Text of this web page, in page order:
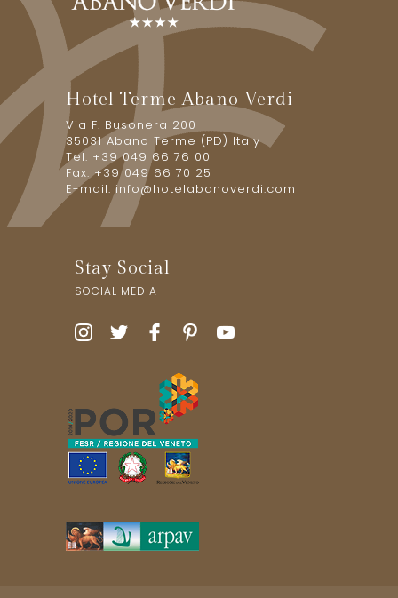
Hotel Terme Abano Verdi
Via F. Busonera 200
35031 Abano Terme (PD) Italy
Tel: +39 049 66 76 00
Fax: +39 049 66 70 25
E-mail:info@hotelabanoverdi.com
Stay Social
SOCIAL MEDIA